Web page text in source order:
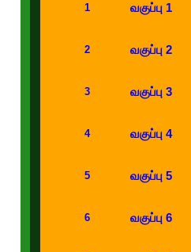
1 வகுப்பு 1
2 வகுப்பு 2
3 வகுப்பு 3
4 வகுப்பு 4
5 வகுப்பு 5
6 வகுப்பு 6